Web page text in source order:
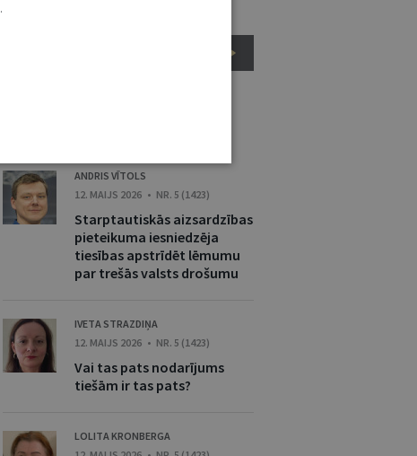
ANDRIS VĪTOLS
12. MAIJS 2026 • NR. 5 (1423)
Starptautiskās aizsardzības
pieteikuma iesniedzēja
tiesības apstrīdēt lēmumu
par trešās valsts drošumu
IVETA STRAZDIŅA
12. MAIJS 2026 • NR. 5 (1423)
Vai tas pats nodarījums
tiešām ir tas pats?
LOLITA KRONBERGA
.